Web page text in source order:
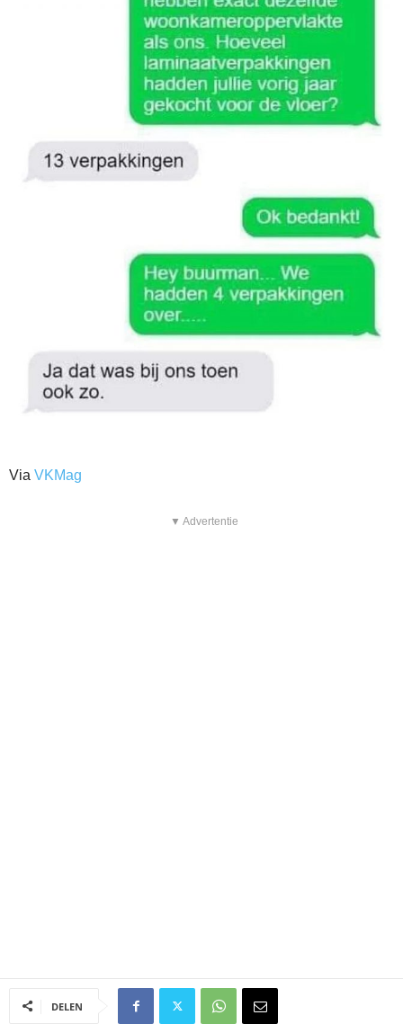
Via VKMag
▼ Advertentie
DELEN